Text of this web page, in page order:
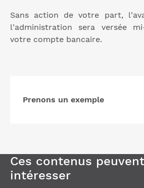
Sans action de votre part,
l'administration sera versée
votre compte bancaire.
Prenons un exemple
Ces contenus
intéresser